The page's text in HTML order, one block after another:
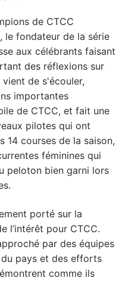
de CTCC
le fondateur de la série
aux célébrants faisant
des réflexions sur
de s'écouler,
importantes
de CTCC, et fait une
pilotes qui ont
14 courses de la saison,
féminines qui
peloton bien garni lors
porté sur la
l’intérêt pour CTCC.
par des équipes
du pays et des efforts
comme ils